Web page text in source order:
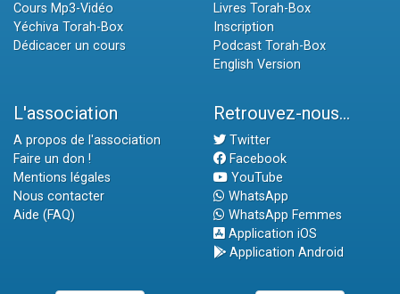
Cours Mp3-Vidéo
Yéchiva Torah-Box
Dédicacer un cours
Livres Torah-Box
Inscription
Podcast Torah-Box
English Version
L'association
A propos de l'association
Faire un don !
Mentions légales
Nous contacter
Aide (FAQ)
Retrouvez-nous...
Twitter
Facebook
YouTube
WhatsApp
WhatsApp Femmes
Application iOS
Application Android